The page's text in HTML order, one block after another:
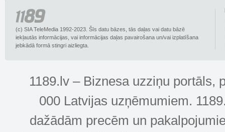
(c) SIA TeleMedia 1992-2023. Šīs datu bāzes, tās daļas vai datu bāzē
iekļautās informācijas, vai informācijas daļas pavairošana un/vai izplatīšana
jebkādā formā stingri aizliegta.
1189.lv – Biznesa uzziņu portāls,
000 Latvijas uzņēmumiem.
dažādām precēm un